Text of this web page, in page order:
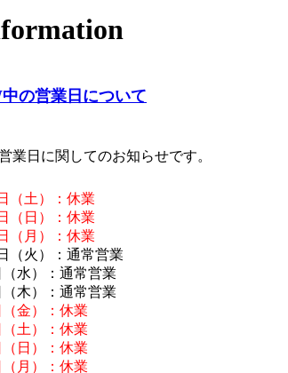
の営業日について
業日に関してのお知らせです。
（土）：休業
（日）：休業
（月）：休業
（火）：通常営業
（水）：通常営業
（木）：通常営業
（金）：休業
（土）：休業
（日）：休業
（月）：休業